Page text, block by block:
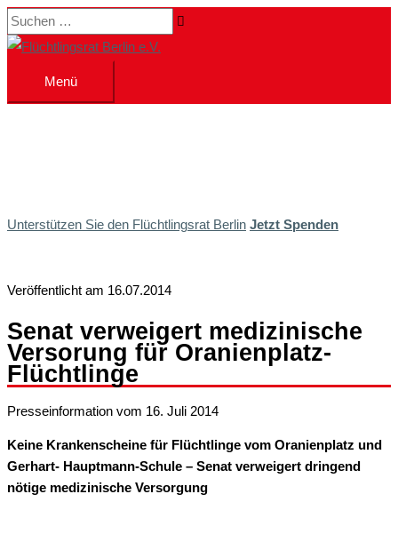
Zum
Inhalt
Suchen …
Menü
Menü
Unterstützen Sie den Flüchtlingsrat Berlin Jetzt Spenden
Veröffentlicht am 16.07.2014
Senat verweigert medizinische
Versorung für Oranienplatz-
Flüchtlinge
Presseinformation vom 16. Juli 2014
Keine Krankenscheine für Flüchtlinge vom Oranienplatz und
Gerhart- Hauptmann-Schule – Senat verweigert dringend
nötige medizinische Versorgung